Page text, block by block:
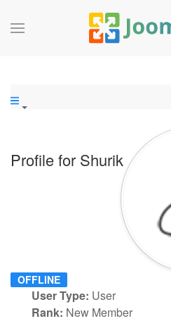
Profile for Shurik
OFFLINE
User Type: User
Rank: New Member